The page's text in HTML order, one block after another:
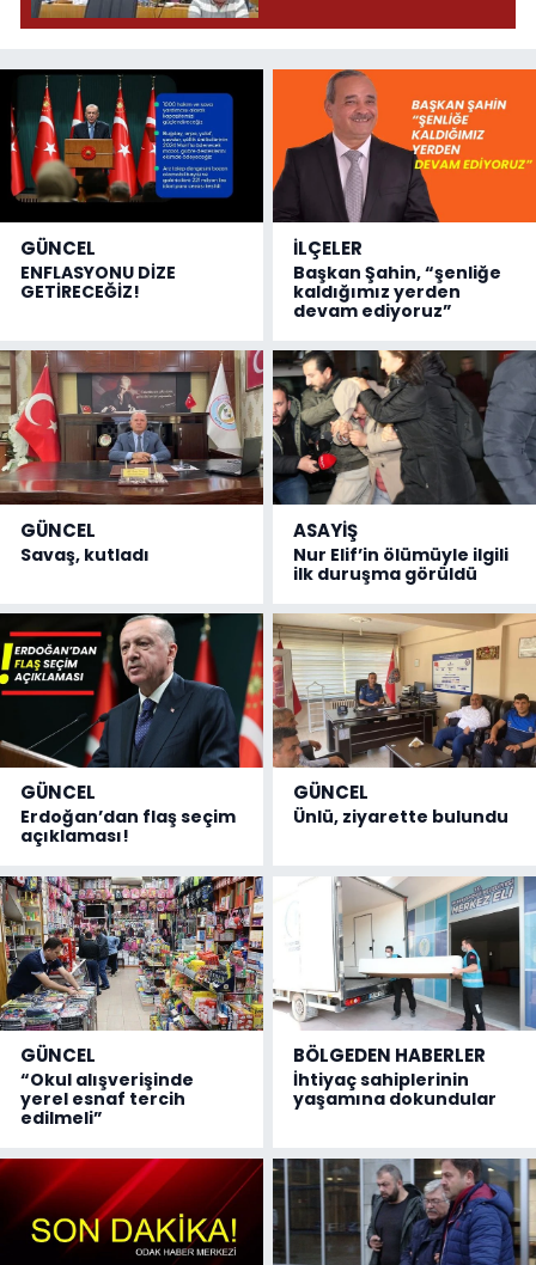
GÜNCEL
ENFLASYONU DİZE
GETİRECEĞİZ!
İLÇELER
Başkan Şahin, “şenliğe
kaldığımız yerden
devam ediyoruz”
GÜNCEL
Savaş, kutladı
ASAYİŞ
Nur Elif’in ölümüyle ilgili
ilk duruşma görüldü
GÜNCEL
Erdoğan’dan flaş seçim
açıklaması!
GÜNCEL
Ünlü, ziyarette bulundu
GÜNCEL
“Okul alışverişinde
yerel esnaf tercih
edilmeli”
BÖLGEDEN HABERLER
İhtiyaç sahiplerinin
yaşamına dokundular